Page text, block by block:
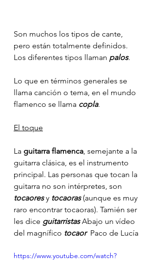
Son muchos los tipos de cante,
pero están totalmente definidos.
Los diferentes tipos llaman palos.
Lo que en términos generales se
llama canción o tema, en el mundo
flamenco se llama copla.
El toque
La guitarra flamenca, semejante a la
guitarra clásica, es el instrumento
principal. Las personas que tocan la
guitarra no son intérpretes, son
tocaores y tocaoras (aunque es muy
raro encontrar tocaoras). Tamién ser
les dice guitarristas Abajo un vídeo
del magnífico tocaor Paco de Lucía
https://www.youtube.com/watch?